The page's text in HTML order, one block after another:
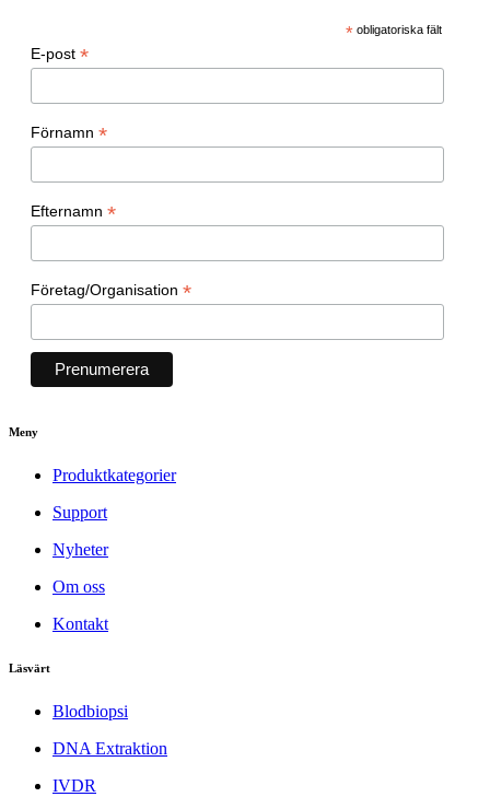
* obligatoriska fält
E-post *
Förnamn *
Efternamn *
Företag/Organisation *
Meny
Produktkategorier
Support
Nyheter
Om oss
Kontakt
Läsvärt
Blodbiopsi
DNA Extraktion
IVDR